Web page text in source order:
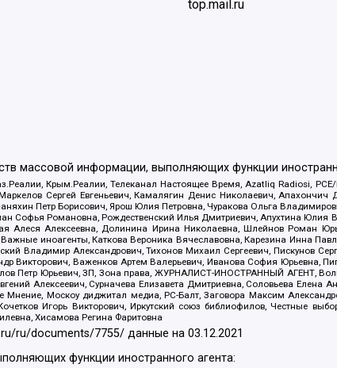
top.mail.ru
массовой информации, выполняющих функции
Крым.Реалии, Телеканал Настоящее Время, Azatliq Radiosi,
Сергей Евгеньевич, Камалягин Денис Николаевич,
Петр Борисович, Ярош Юлия Петровна, Чуракова Ольга
Софья Романовна, Рождественский Илья Дмитриевич, Апухтина Юлия
Алеся Алексеевна, Долинина Ирина Николаевна, Шлейнов Роман
Важные иноагенты, Каткова Вероника Вячеславовна, Карезина Инна
Владимир Александрович, Тихонов Михаил Сергеевич, Пискунов
Викторович, Важенков Артем Валерьевич, Иванова София Юрьевна,
Петр Юрьевич, ЗП, Зона права, ЖУРНАЛИСТ-ИНОСТРАННЫЙ АГЕНТ,
Алексеевич, Сурначева Елизавета Дмитриевна, Соловьева
Москоу диджитал медиа, РС-Балт, Заговора Максим
Игорь Викторович, Иркутский союз библиофилов, Честные
Хисамова Регина Фаритовна
ru/documents/7755/ данные на03.12.2021
функции иностранного агента: